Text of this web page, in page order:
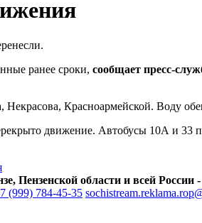
ранее сроки, сообщает пресс-
Красноармейской. Воду
движение. Автобусы 10А и 33
Пензенской области и всей России
(999) 784-45-35